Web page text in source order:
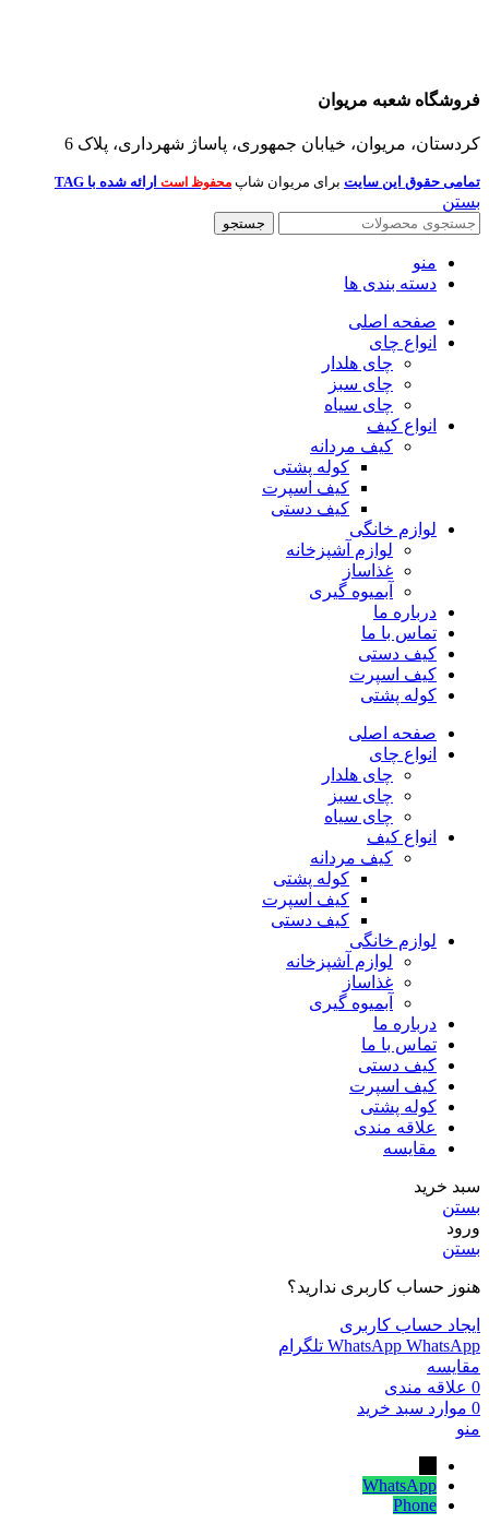
فروشگاه شعبه مریوان
کردستان، مریوان، خیابان جمهوری، پاساژ شهرداری، پلاک 6
تمامی حقوق این سایت برای مریوان شاپ محفوظ است ارائه شده با TAG
بستن
جستجو
منو
دسته بندی ها
صفحه اصلی
انواع چای
چای هلدار
چای سبز
چای سیاه
انواع کیف
کیف مردانه
کوله پشتی
کیف اسپرت
کیف دستی
لوازم خانگی
لوازم آشپزخانه
غذاساز
آبمیوه گیری
درباره ما
تماس با ما
کیف دستی
کیف اسپرت
کوله پشتی
صفحه اصلی
انواع چای
چای هلدار
چای سبز
چای سیاه
انواع کیف
کیف مردانه
کوله پشتی
کیف اسپرت
کیف دستی
لوازم خانگی
لوازم آشپزخانه
غذاساز
آبمیوه گیری
درباره ما
تماس با ما
کیف دستی
کیف اسپرت
کوله پشتی
علاقه مندی
مقایسه
سبد خرید
بستن
ورود
بستن
هنوز حساب کاربری ندارید؟
ایجاد حساب کاربری
WhatsApp WhatsApp
تلگرام
مقایسه
0 علاقه مندی
0 موارد سبد خرید
منو
WhatsApp
Phone